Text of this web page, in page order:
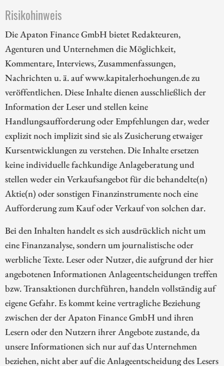
Risikohinweis
Die Apaton Finance GmbH bietet Redakteuren,
Agenturen und Unternehmen die Möglichkeit,
Kommentare, Interviews, Zusammenfassungen,
Nachrichten u. ä. auf www.kapitalerhoehungen.de zu
veröffentlichen. Diese Inhalte dienen ausschließlich der
Information der Leser und stellen keine
Handlungsaufforderung oder Empfehlungen dar, weder
explizit noch implizit sind sie als Zusicherung etwaiger
Kursentwicklungen zu verstehen. Die Inhalte ersetzen
keine individuelle fachkundige Anlageberatung und
stellen weder ein Verkaufsangebot für die behandelte(n)
Aktie(n) oder sonstigen Finanzinstrumente noch eine
Aufforderung zum Kauf oder Verkauf von solchen dar.
Bei den Inhalten handelt es sich ausdrücklich nicht um
eine Finanzanalyse, sondern um journalistische oder
werbliche Texte. Leser oder Nutzer, die aufgrund der hier
angebotenen Informationen Anlageentscheidungen treffen
bzw. Transaktionen durchführen, handeln vollständig auf
eigene Gefahr. Es kommt keine vertragliche Beziehung
zwischen der der Apaton Finance GmbH und ihren
Lesern oder den Nutzern ihrer Angebote zustande, da
unsere Informationen sich nur auf das Unternehmen
beziehen, nicht aber auf die Anlageentscheidung des Lesers